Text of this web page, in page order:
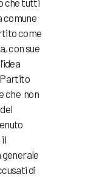
che tutti
comune
come
con sue
che non
il
generale
di